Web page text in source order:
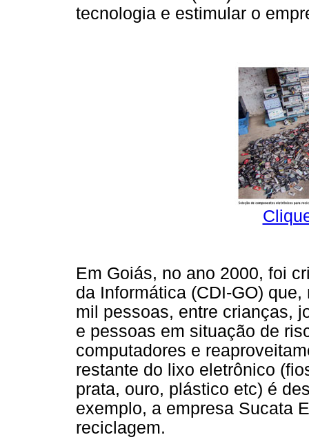
tecnologia e estimular o
Em Goiás, no ano 2000, foi
da Informática (CDI-GO)
mil pessoas, entre crianças,
e pessoas em situação de
computadores e
restante do lixo eletrônico
prata, ouro, plástico etc) é
exemplo, a empresa Sucata
reciclagem.